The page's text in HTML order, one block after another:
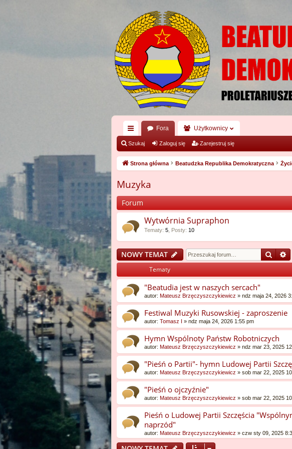
ię
ce
…
Fora Użytkownicy
Szukaj Zaloguj się Zarejestruj się
Strona główna Beatudzka Republika Demokratyczna
Muzyka
Forum
Wytwórnia Supraphon
Tematy: 5 Posty: 10
NOWY TEMAT Szukaj
Tematy
"Beatudia jest w naszych sercach"
autor: Mateusz Brzęczyszczykiewicz » ndz maja 24, 2026
Festiwal Muzyki Rusowskiej - zaproszenie
autor: Tomasz I » ndz maja 24, 2026 1:55 pm
Hymn Wspólnoty Państw Robotniczych
autor: Mateusz Brzęczyszczykiewicz » ndz mar 23, 2025
"Pieśń o Partii"- hymn Ludowej Partii
autor: Mateusz Brzęczyszczykiewicz » sob mar 22, 2025
"Pieśń o ojczyźnie"
autor: Mateusz Brzęczyszczykiewicz » sob mar 22, 2025
Pieśń o Ludowej Partii Szczęścia
naprzód"
autor: Mateusz Brzęczyszczykiewicz » czw sty 09, 2025